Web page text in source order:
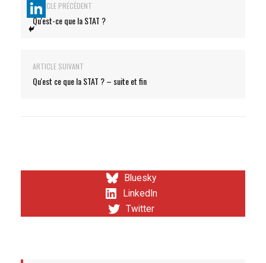
ARTICLE PRÉCÉDENT
Qu'est-ce que la STAT ?
ARTICLE SUIVANT
Qu'est ce que la STAT ? – suite et fin
Bluesky
LinkedIn
Twitter